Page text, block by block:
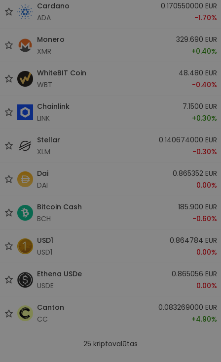
Cardano
ADA
0.170550000 EUR
-1.70%
Monero
XMR
329.690 EUR
+0.40%
WhiteBIT Coin
WBT
48.480 EUR
-0.40%
Chainlink
LINK
7.1500 EUR
+0.30%
Stellar
XLM
0.140674000 EUR
-0.30%
Dai
DAI
0.865352 EUR
0.00%
Bitcoin Cash
BCH
185.900 EUR
-0.60%
USD1
USD1
0.864784 EUR
0.00%
Ethena USDe
USDE
0.865056 EUR
0.00%
Canton
CC
0.083269000 EUR
+4.90%
25 kriptovalūtas